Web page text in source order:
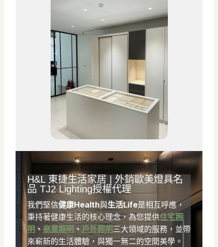
H&L 東捷生活家居 | 外銷歐美燈具名
品 TJ2 Lighting授權代理
我們堅信健康Health與生活Life是相互呼應，
秉持著健康生活的核心理念，為您提供住宅照
明 、 商業照明 、 戶外照明三大領域的服務，並帶
來嶄新的生活體驗，與獨一無二的空間美學。